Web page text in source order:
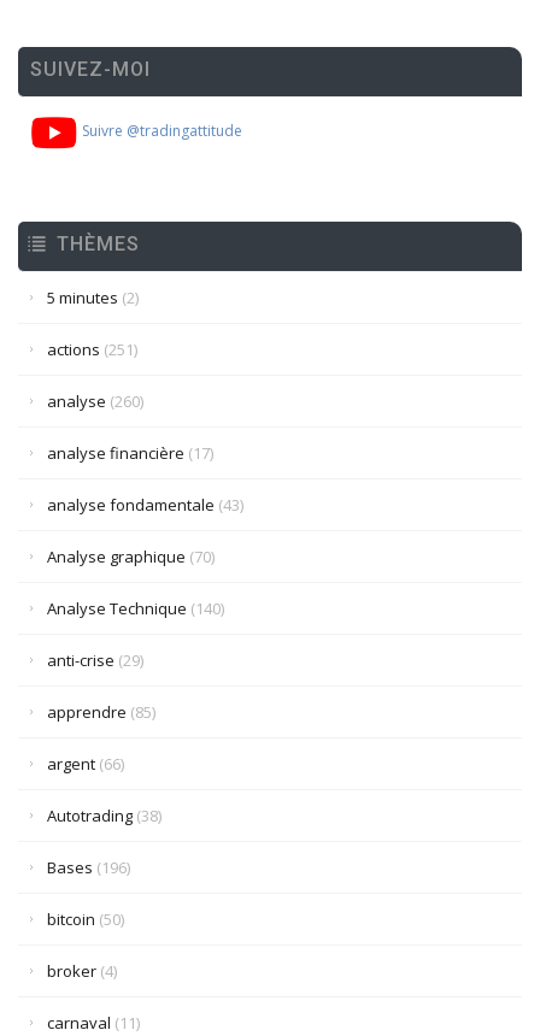
SUIVEZ-MOI
Suivre @tradingattitude
THÈMES
5 minutes (2)
actions (251)
analyse (260)
analyse financière (17)
analyse fondamentale (43)
Analyse graphique (70)
Analyse Technique (140)
anti-crise (29)
apprendre (85)
argent (66)
Autotrading (38)
Bases (196)
bitcoin (50)
broker (4)
carnaval (11)